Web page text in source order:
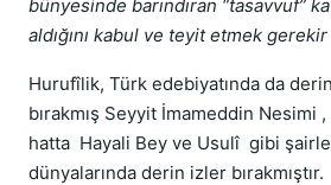
bünyesinde barındıran “tasavvuf”
aldığını kabul ve teyit etmek gerekir
Hurufîlik, Türk edebiyatında da
bırakmış Seyyit İmameddin Nesimi
hatta Hayali Bey ve Usulî gibi
dünyalarında derin izler bırakmıştır.